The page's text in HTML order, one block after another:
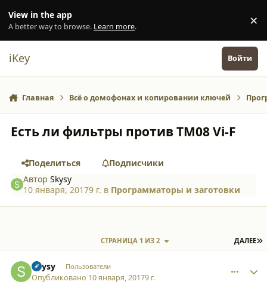
View in the app
A better way to browse. Learn more. ×
iKey Войти
Главная Всё о домофонах и копировании ключей
Есть ли фильтры против ТМ08 Vi-F
Поделиться
Подписчики
АвторSkysy
10 января, 20179 г. в Программаторы и заготовки
ДАЛЕЕ
СТРАНИЦА 1 ИЗ 2
Skysy Пользователи
Опубликовано 10 января, 20179 г.